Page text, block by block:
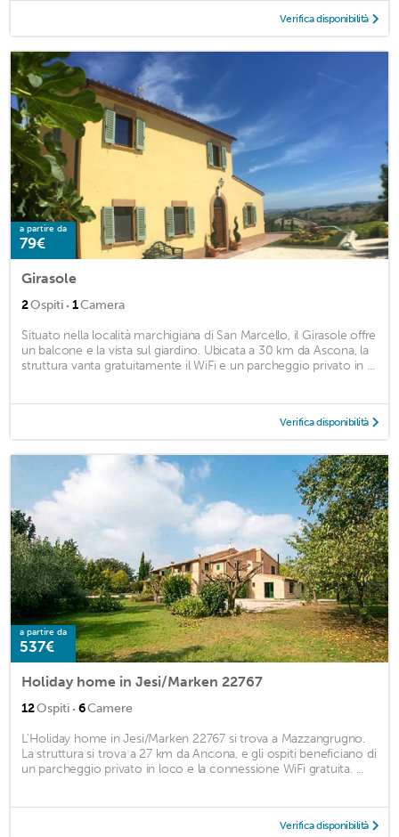
Verifica disponibilità
a partire da
79€
Girasole
2Ospiti · 1Camera
Situato nella località marchigiana di San Marcello, il Girasole offre
un balcone e la vista sul giardino. Ubicata a 30 km da Ascona, la
struttura vanta gratuitamente il WiFi e un parcheggio privato in ...
Verifica disponibilità
a partire da
537€
Holiday home in Jesi/Marken 22767
12Ospiti · 6Camere
L'Holiday home in Jesi/Marken 22767 si trova a Mazzangrugno.
La struttura si trova a 27 km da Ancona, e gli ospiti beneficiano di
un parcheggio privato in loco e la connessione WiFi gratuita. ...
Verifica disponibilità